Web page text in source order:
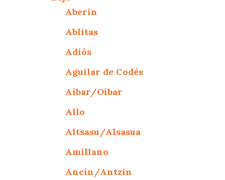
Aberin
Ablitas
Adiós
Aguilar de Codés
Aibar/Oibar
Allo
Altsasu/Alsasua
Amillano
Ancín/Antzin